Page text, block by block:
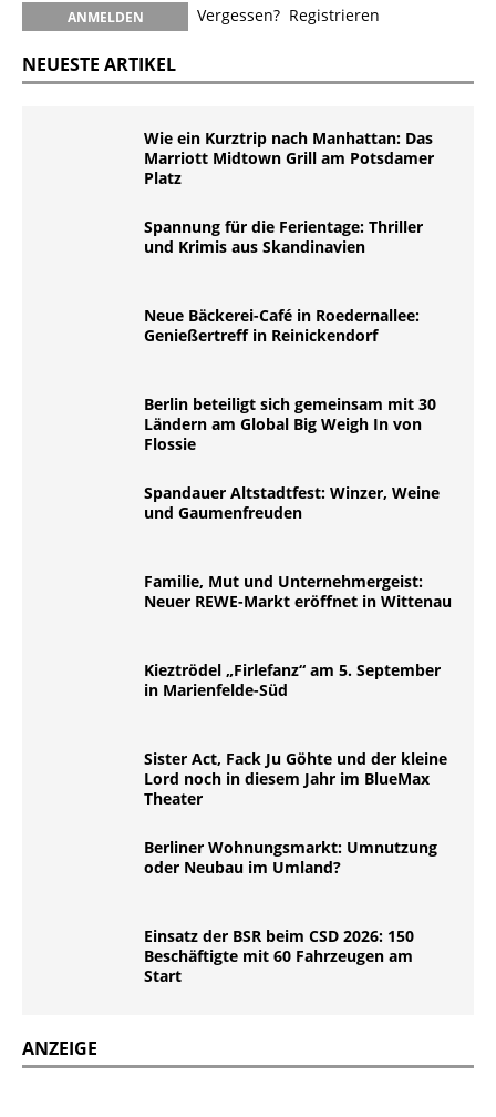
Vergessen? Registrieren
NEUESTE ARTIKEL
Wie ein Kurztrip nach Manhattan: Das
Marriott Midtown Grill am Potsdamer
Platz
Spannung für die Ferientage: Thriller
und Krimis aus Skandinavien
Neue Bäckerei-Café in Roedernallee:
Genießertreff in Reinickendorf
Berlin beteiligt sich gemeinsam mit 30
Ländern am Global Big Weigh In von
Flossie
Spandauer Altstadtfest: Winzer, Weine
und Gaumenfreuden
Familie, Mut und Unternehmergeist:
Neuer REWE-Markt eröffnet in Wittenau
Kieztrödel „Firlefanz“ am 5. September
in Marienfelde-Süd
Sister Act, Fack Ju Göhte und der kleine
Lord noch in diesem Jahr im BlueMax
Theater
Berliner Wohnungsmarkt: Umnutzung
oder Neubau im Umland?
Einsatz der BSR beim CSD 2026: 150
Beschäftigte mit 60 Fahrzeugen am
Start
ANZEIGE